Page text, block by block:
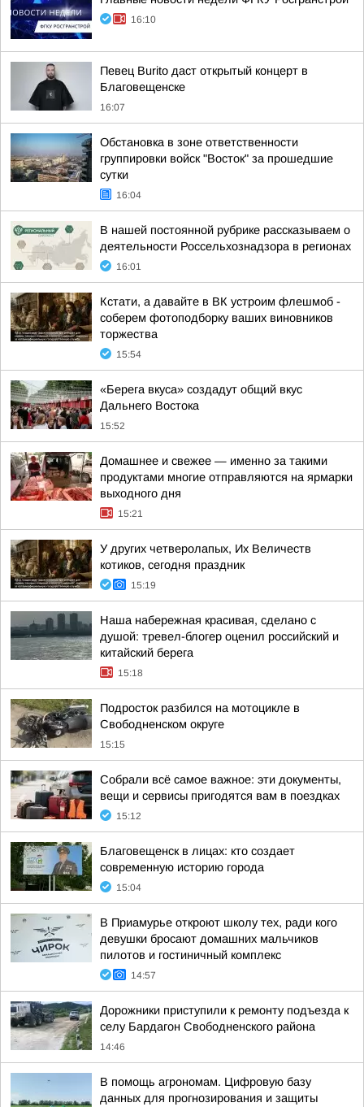
16:10
Певец Burito даст открытый концерт в
Благовещенске
16:07
Обстановка в зоне ответственности
группировки войск "Восток" за прошедшие
сутки
16:04
В нашей постоянной рубрике рассказываем о
деятельности Россельхознадзора в регионах
16:01
Кстати, а давайте в ВК устроим флешмоб -
соберем фотоподборку ваших виновников
торжества
15:54
«Берега вкуса» создадут общий вкус
Дальнего Востока
15:52
Домашнее и свежее — именно за такими
продуктами многие отправляются на ярмарки
выходного дня
15:21
У других четверолапых, Их Величеств
котиков, сегодня праздник
15:19
Наша набережная красивая, сделано с
душой: тревел-блогер оценил российский и
китайский берега
15:18
Подросток разбился на мотоцикле в
Свободненском округе
15:15
Собрали всё самое важное: эти документы,
вещи и сервисы пригодятся вам в поездках
15:12
Благовещенск в лицах: кто создает
современную историю города
15:04
В Приамурье откроют школу тех, ради кого
девушки бросают домашних мальчиков
пилотов и гостиничный комплекс
14:57
Дорожники приступили к ремонту подъезда к
селу Бардагон Свободненского района
14:46
В помощь агрономам. Цифровую базу
данных для прогнозирования и защиты